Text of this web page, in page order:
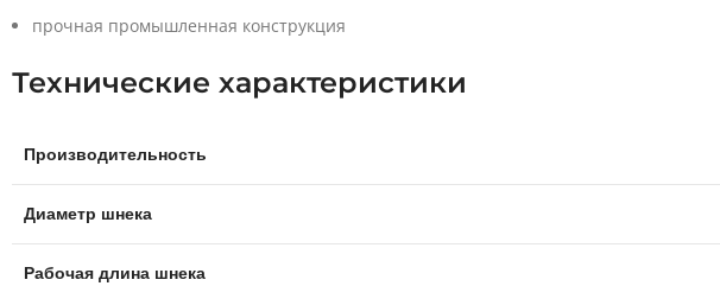
прочная промышленная конструкция
Технические характеристики
Производительность
Диаметр шнека
Рабочая длина шнека